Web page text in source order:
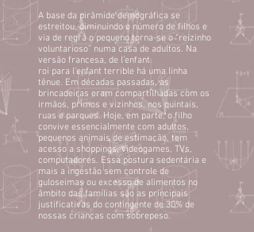
A base da pirâmide demográfica se
estreitou, diminuindo o número de filhos e
via de regra o pequeno torna-se o “reizinho
voluntarioso” numa casa de adultos. Na
versão francesa, de l’enfant
roi para l’enfant terrible há uma linha
tênue. Em décadas passadas, as
brincadeiras eram compartilhadas com os
irmãos, primos e vizinhos, nos quintais,
ruas e parques. Hoje, em parte, o filho
convive essencialmente com adultos,
pequenos animais de estimação, tem
acesso a shoppings, videogames, TVs,
computadores. Essa postura sedentária e
mais a ingestão sem controle de
guloseimas ou excesso de alimentos no
âmbito das famílias são as principais
justificativas do contingente de 30% de
nossas crianças com sobrepeso.